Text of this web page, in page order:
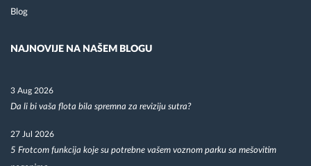
Blog
NAJNOVIJE NA NAŠEM BLOGU
3 Aug 2026
Da li bi vaša flota bila spremna za reviziju sutra?
27 Jul 2026
5 Frotcom funkcija koje su potrebne vašem voznom parku sa mešovitim